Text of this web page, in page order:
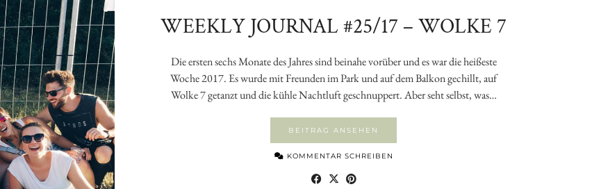
WEEKLY JOURNAL #25/17 – WOLKE 7
Die ersten sechs Monate des Jahres sind beinahe vorüber und es war die heißeste
Woche 2017. Es wurde mit Freunden im Park und auf dem Balkon gechillt, auf
Wolke 7 getanzt und die kühle Nachtluft geschnuppert. Aber seht selbst, was…
BEITRAG ANSEHEN
KOMMENTAR SCHREIBEN